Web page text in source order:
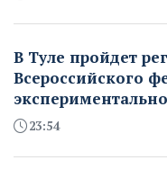
В Туле пройдет
Всероссийского
23:54